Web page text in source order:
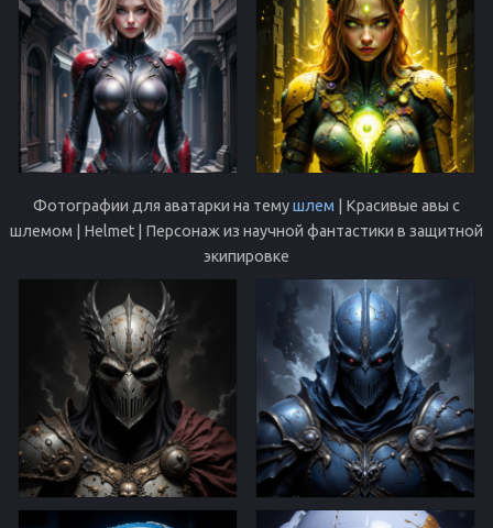
Фотографии для аватарки на темушлем | Красивые авы с
шлемом | Helmet | Персонаж из научной фантастики в защитной
экипировке